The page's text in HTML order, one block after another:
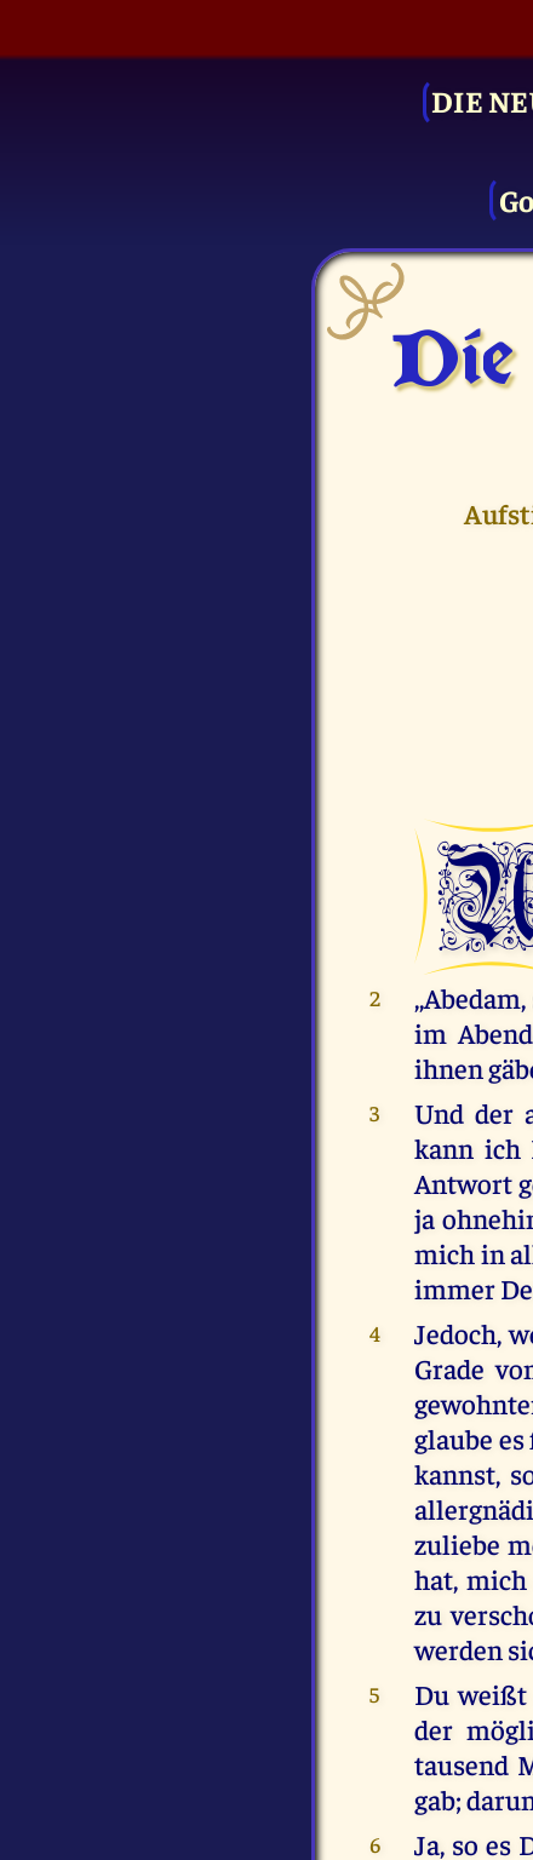
DIE
Die
2
im
ihnen
3
Und der
kann ich
Antwort
ja
mich in
immer
4
Jedoch,
Grade
glaube
kannst,
zuliebe
hat,
zu
werden
5
Du weißt
der
tausend
gab;
6
Ja, so es